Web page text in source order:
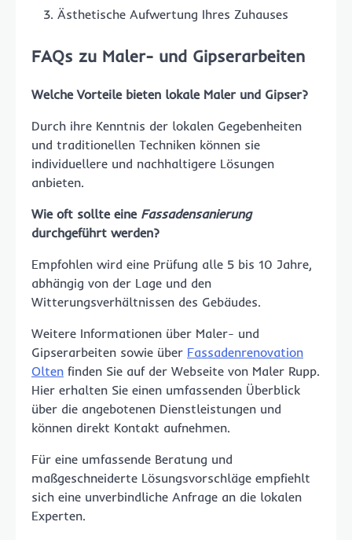
Ästhetische Aufwertung Ihres Zuhauses
FAQs zu Maler- und Gipserarbeiten
Welche Vorteile bieten lokale Maler und Gipser?
Durch ihre Kenntnis der lokalen Gegebenheiten
und traditionellen Techniken können sie
individuellere und nachhaltigere Lösungen
anbieten.
Wie oft sollte eine Fassadensanierung
durchgeführt werden?
Empfohlen wird eine Prüfung alle 5 bis 10 Jahre,
abhängig von der Lage und den
Witterungsverhältnissen des Gebäudes.
Weitere Informationen über Maler- und
Gipserarbeiten sowie über Fassadenrenovation
Olten finden Sie auf der Webseite von Maler Rupp.
Hier erhalten Sie einen umfassenden Überblick
über die angebotenen Dienstleistungen und
können direkt Kontakt aufnehmen.
Für eine umfassende Beratung und
maßgeschneiderte Lösungsvorschläge empfiehlt
sich eine unverbindliche Anfrage an die lokalen
Experten.